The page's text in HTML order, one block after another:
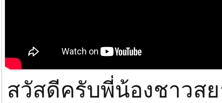
สวัสดีครับพี่น้องชาวส